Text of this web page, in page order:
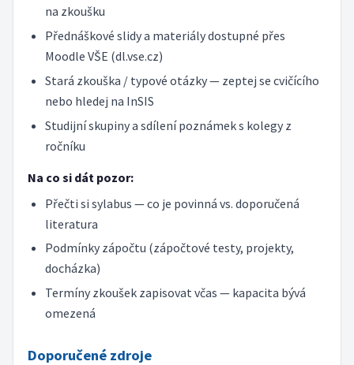
na zkoušku
Přednáškové slidy a materiály dostupné přes
Moodle VŠE (dl.vse.cz)
Stará zkouška / typové otázky — zeptej se cvičícího
nebo hledej na InSIS
Studijní skupiny a sdílení poznámek s kolegy z
ročníku
Na co si dát pozor:
Přečti si sylabus — co je povinná vs. doporučená
literatura
Podmínky zápočtu (zápočtové testy, projekty,
docházka)
Termíny zkoušek zapisovat včas — kapacita bývá
omezená
Doporučené zdroje